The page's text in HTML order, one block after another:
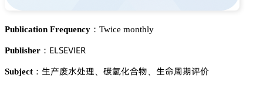
Publication Frequency： Twice monthly
Publisher： 乊欄偌乊妯喊乊葤
Subject： 璗揇袑懎溁曍 崜枆仃頵醑 璗熐诧洗㬖䮮